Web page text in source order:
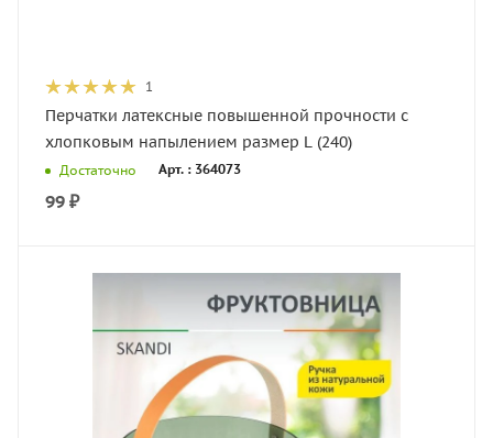
1
Перчатки латексные повышенной прочности c
хлопковым напылением размер L (240)
Достаточно Арт. : 364073
99 ₽